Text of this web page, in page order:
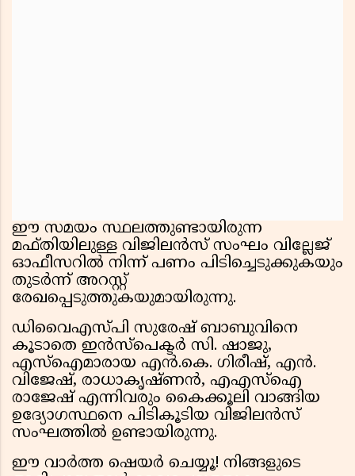
ഈ സമയം സ്ഥലത്തുണ്ടായിരുന്ന
മഫ്തിയിലുള്ള വിജിലൻസ് സംഘം വില്ലേജ്
ഓഫീസറിൽ നിന്ന് പണം പിടിച്ചെടുക്കുകയും
തുടർന്ന് അറസ്റ്റ്
രേഖപ്പെടുത്തുകയുമായിരുന്നു.
ഡിവൈഎസ്പി സുരേഷ് ബാബുവിനെ
കൂടാതെ ഇൻസ്പെക്ടർ സി. ഷാജു,
എസ്ഐമാരായ എൻ.കെ. ഗിരീഷ്, എൻ.
വിജേഷ്, രാധാകൃഷ്ണൻ, എഎസ്ഐ
രാജേഷ് എന്നിവരും കൈക്കൂലി വാങ്ങിയ
ഉദ്യോഗസ്ഥനെ പിടികൂടിയ വിജിലൻസ്
സംഘത്തിൽ ഉണ്ടായിരുന്നു.
ഈ വാർത്ത ഷെയർ ചെയ്യൂ! നിങ്ങളുടെ